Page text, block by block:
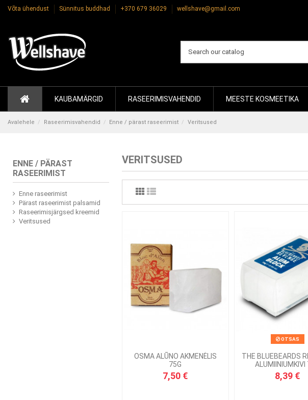
Võta ühendust Sünnitus buddhad +370 679 36029 wellshave@gmail.com
KAUBAMÄRGID RASEERIMISVAHENDID MEESTE KOSMEETIKA
Avalehele Raseerimisvahendid Enne / pärast raseerimist Veritsused
VERITSUSED
OSMA ALŪNO AKMENĖLIS
75G
7,50 €
OTSAS
THE BLUEBEARDS
ALUMIINIUMKIVI
8,39 €
ENNE / PÄRAST
RASEERIMIST
Enne raseerimist
Pärast raseerimist palsamid
Raseerimisjärgsed kreemid
Veritsused